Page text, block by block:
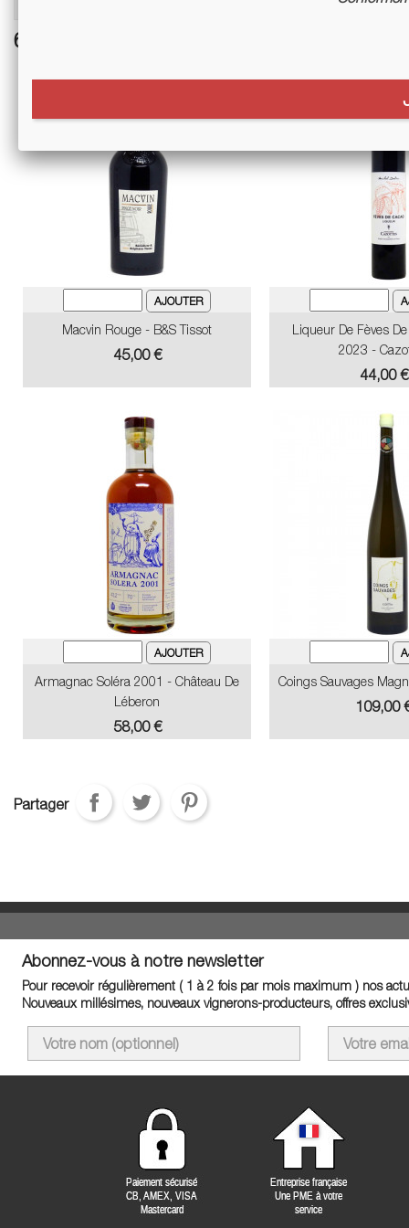
6 autres références associées :
Macvin Rouge - B&S Tissot
Prix
45,00 €
Liqueur De Fèves
2023 -
Prix
44,00 €
Armagnac Soléra 2001 - Château De
Léberon
Prix
58,00 €
Coings Sauvages
Prix
109,00
Partager
Abonnez-vous à notre newsletter
Pour recevoir régulièrement ( 1 à 2 fois par mois maximum ) nos
Nouveaux millésimes, nouveaux vignerons-producteurs, offres